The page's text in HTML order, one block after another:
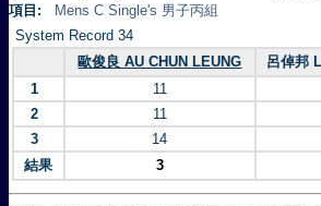
項目:
Mens C Single's 男子丙組
System Record 34
歐俊良 AU CHUN LEUNG
呂倬邦
1
11
2
11
3
14
結果
3